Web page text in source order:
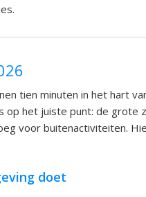
tien minuten in het hart
op het juiste punt: de grote
voor buitenactiviteiten.
doet